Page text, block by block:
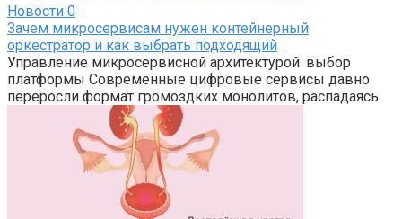
Новости 0
Зачем микросервисам нужен контейнерный
оркестратор и как выбрать подходящий
Управление микросервисной архитектурой: выбор
платформы Современные цифровые сервисы давно
переросли формат громоздких монолитов, распадаясь